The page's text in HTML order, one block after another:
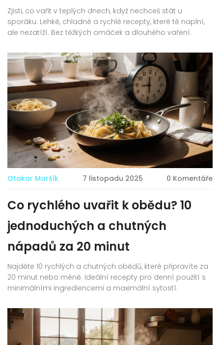
Zjisti, co vařit v teplých dnech, když nechceš stát u
sporáku. Lehké, chladné a rychlé recepty, které tě naplní,
ale nezatíží. Bez těžkých omáček a dlouhého vaření.
Otakar Maršík 7 listopadu 2025 0 Komentáře
Co rychlého uvařit k obědu? 10
jednoduchých a chutných
nápadů za 20 minut
Najděte 10 rychlých a chutných obědů, které připravíte za
20 minut nebo méně. Ideální recepty pro denní použití s
minimálními ingrediencemi a maximální sytostí.